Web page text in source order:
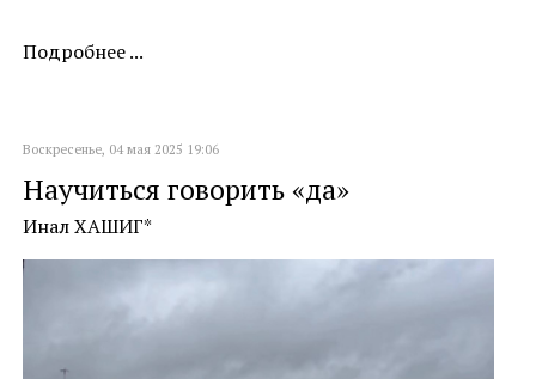
Подробнее ...
Воскресенье, 04 мая 2025 19:06
Научиться говорить «да»
Инал ХАШИГ*